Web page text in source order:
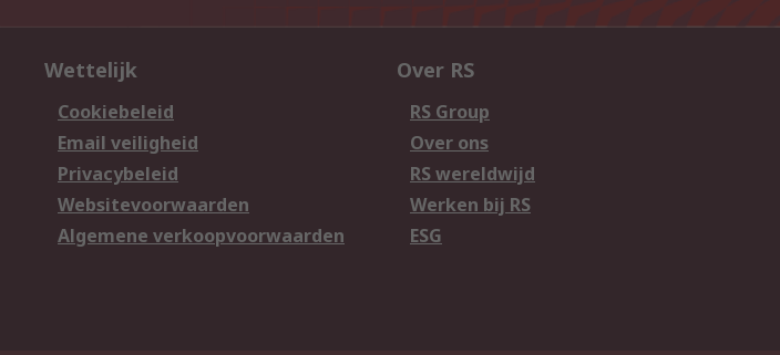
Wettelijk
Cookiebeleid
Email veiligheid
Privacybeleid
Websitevoorwaarden
Algemene verkoopvoorwaarden
Over RS
RS Group
Over ons
RS wereldwijd
Werken bij RS
ESG